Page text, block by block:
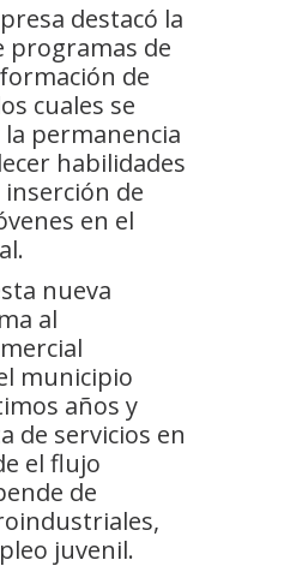
destacó la
programas de
de
cuales se
permanencia
habilidades
de
en el
nueva
al
municipio
años y
de servicios en
el flujo
de
juvenil.